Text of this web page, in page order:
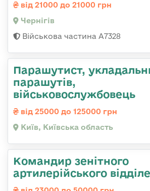
від 21000 до 21000 грн
Чернігів
Військова частина А7328
Парашутист,
парашутів,
військовослужбовець
від 25000 до 125000 грн
Київ, Київська область
Командир зенітного
артилерійського